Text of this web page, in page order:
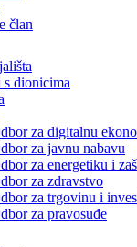
član
s dionicima
za digitalnu
za javnu nabavu
za energetiku i
za zdravstvo
za trgovinu i
za pravosuđe